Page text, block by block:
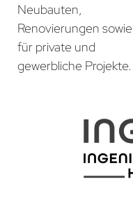
Neubauten,
Renovierungen sowie
für private und
gewerbliche Projekte.